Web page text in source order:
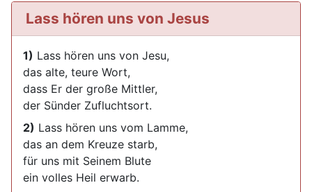
Lass hören uns von Jesus
1) Lass hören uns von Jesu,
das alte, teure Wort,
dass Er der große Mittler,
der Sünder Zufluchtsort.
2) Lass hören uns vom Lamme,
das an dem Kreuze starb,
für uns mit Seinem Blute
ein volles Heil erwarb.